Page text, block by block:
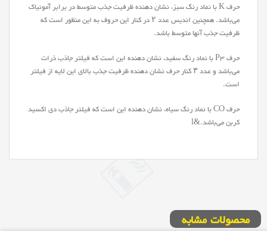
حرف K با نماد رنگ سبز، نشان ‌دهنده ظرفیت جذب متوسط در برابر آمونیاک
می‌باشد. همچنین اندیس عدد ۲ در کنار این حروف به این منظور است که
ظرفیت جذب آنها متوسط باشد.
حرف P3 با نماد رنگ سفید، نشان‌ دهنده این است که فیلتر جاذب ذرات
می‌باشد و عدد ۳ کنار حرف نشان‌ دهنده ظرفیت جذب بالای این لایه از فیلتر
است.
حرف CO با نماد رنگ سیاه، نشان‌ دهنده این است که فیلتر جاذب دی اکسید
کربن می‌باشد.&l
محصولات مشابه